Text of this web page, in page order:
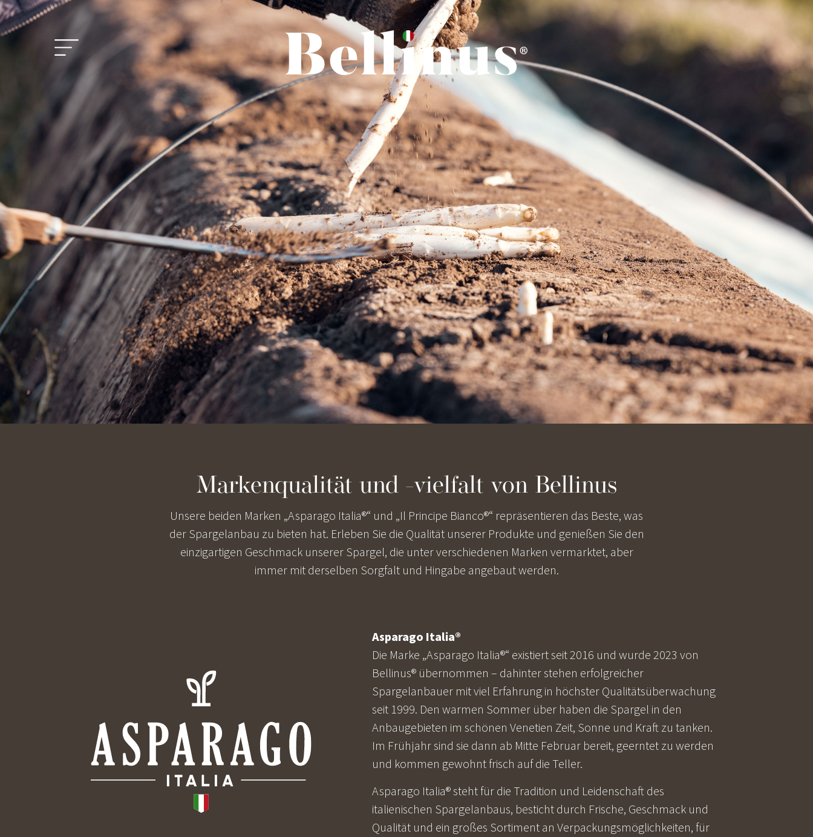
Markenqualität und -vielfalt von Bellinus
Unsere beiden Marken „Asparago Italia®“ und „Il Principe Bianco®“ repräsentieren das Beste, was
der Spargelanbau zu bieten hat. Erleben Sie die Qualität unserer Produkte und genießen Sie den
einzigartigen Geschmack unserer Spargel, die unter verschiedenen Marken vermarktet, aber
immer mit derselben Sorgfalt und Hingabe angebaut werden.
Asparago Italia®
Die Marke „Asparago Italia®“ existiert seit 2016 und wurde 2023 von
Bellinus® übernommen – dahinter stehen erfolgreicher
Spargelanbauer mit viel Erfahrung in höchster Qualitätsüberwachung
seit 1999. Den warmen Sommer über haben die Spargel in den
Anbaugebieten im schönen Venetien Zeit, Sonne und Kraft zu tanken.
Im Frühjahr sind sie dann ab Mitte Februar bereit, geerntet zu werden
und kommen gewohnt frisch auf die Teller.
Asparago Italia® steht für die Tradition und Leidenschaft des
italienischen Spargelanbaus, besticht durch Frische, Geschmack und
Qualität und ein großes Sortiment an Verpackungsmöglichkeiten, für